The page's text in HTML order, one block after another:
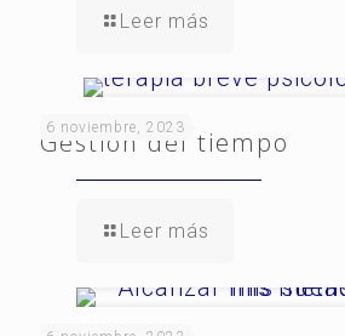
Leer más
6 noviembre, 2023
Gestión del tiempo
Leer más